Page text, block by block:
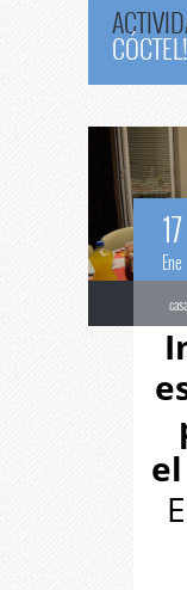
CÓCTEL!
17
Ene
el